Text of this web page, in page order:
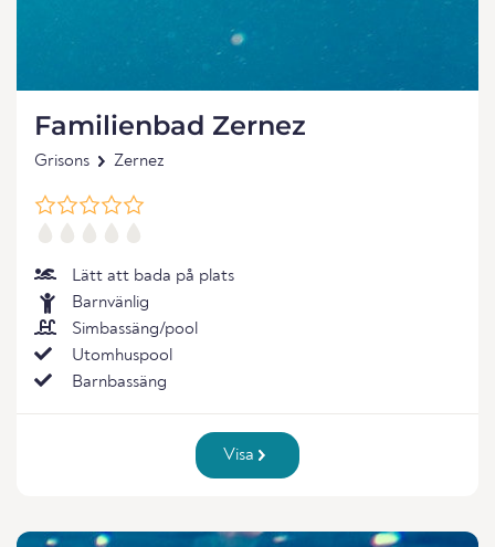
Familienbad Zernez
Grisons Zernez
Lätt att bada på plats
Barnvänlig
Simbassäng/pool
Utomhuspool
Barnbassäng
Visa